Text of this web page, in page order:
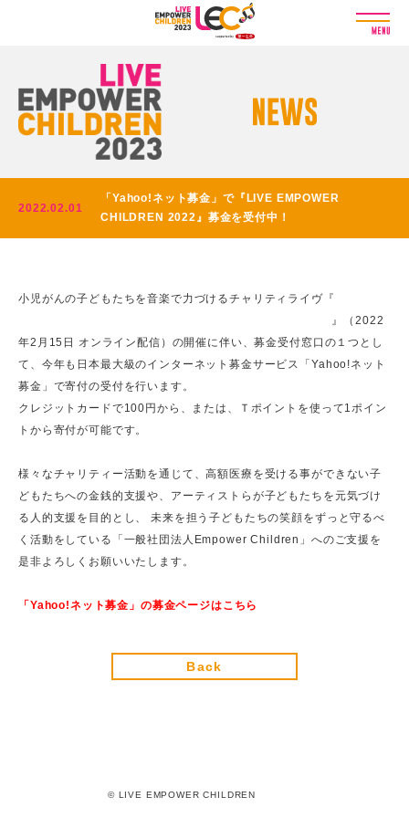
L
E
E
M
P
O
R
C
H
D
E
N
0
2
2022.02.01
「Yahoo!ネット募金」で『LIVE EMPOWER
CHILDREN 2022』募金を受付中！
小児がんの子どもたちを音楽で力づけるチャリティライヴ『
』（2022
年2月15日 オンライン配信）の開催に伴い、募金受付窓口の１つとし
て、今年も日本最大級のインターネット募金サービス「Yahoo!ネット
募金」で寄付の受付を行います。
クレジットカードで100円から、または、Ｔポイントを使って1ポイン
トから寄付が可能です。
様々なチャリティー活動を通じて、高額医療を受ける事ができない子
どもたちへの金銭的支援や、アーティストらが子どもたちを元気づけ
る人的支援を目的とし、 未来を担う子どもたちの笑顔をずっと守るべ
く活動をしている「一般社団法人Empower Children」へのご支援を
是非よろしくお願いいたします。
「Yahoo!ネット募金」の募金ページはこちら
Back
© LIVE EMPOWER CHILDREN